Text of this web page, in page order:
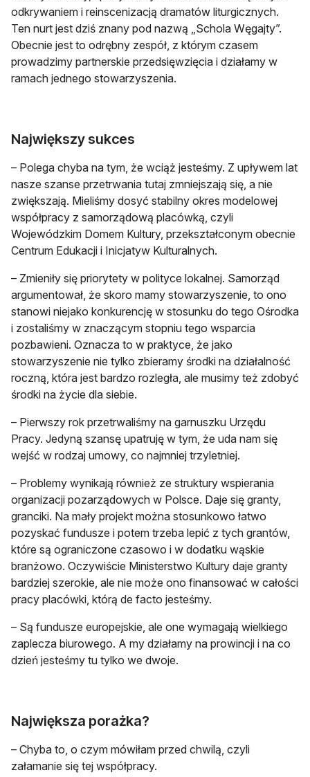
odkrywaniem i reinscenizacją dramatów liturgicznych.
Ten nurt jest dziś znany pod nazwą „Schola Węgajty”.
Obecnie jest to odrębny zespół, z którym czasem
prowadzimy partnerskie przedsięwzięcia i działamy w
ramach jednego stowarzyszenia.
Największy sukces
– Polega chyba na tym, że wciąż jesteśmy. Z upływem lat
nasze szanse przetrwania tutaj zmniejszają się, a nie
zwiększają. Mieliśmy dosyć stabilny okres modelowej
współpracy z samorządową placówką, czyli
Wojewódzkim Domem Kultury, przekształconym obecnie
Centrum Edukacji i Inicjatyw Kulturalnych.
– Zmieniły się priorytety w polityce lokalnej. Samorząd
argumentował, że skoro mamy stowarzyszenie, to ono
stanowi niejako konkurencję w stosunku do tego Ośrodka
i zostaliśmy w znaczącym stopniu tego wsparcia
pozbawieni. Oznacza to w praktyce, że jako
stowarzyszenie nie tylko zbieramy środki na działalność
roczną, która jest bardzo rozległa, ale musimy też zdobyć
środki na życie dla siebie.
– Pierwszy rok przetrwaliśmy na garnuszku Urzędu
Pracy. Jedyną szansę upatruję w tym, że uda nam się
wejść w rodzaj umowy, co najmniej trzyletniej.
– Problemy wynikają również ze struktury wspierania
organizacji pozarządowych w Polsce. Daje się granty,
granciki. Na mały projekt można stosunkowo łatwo
pozyskać fundusze i potem trzeba lepić z tych grantów,
które są ograniczone czasowo i w dodatku wąskie
branżowo. Oczywiście Ministerstwo Kultury daje granty
bardziej szerokie, ale nie może ono finansować w całości
pracy placówki, którą de facto jesteśmy.
– Są fundusze europejskie, ale one wymagają wielkiego
zaplecza biurowego. A my działamy na prowincji i na co
dzień jesteśmy tu tylko we dwoje.
Największa porażka?
– Chyba to, o czym mówiłam przed chwilą, czyli
załamanie się tej współpracy.